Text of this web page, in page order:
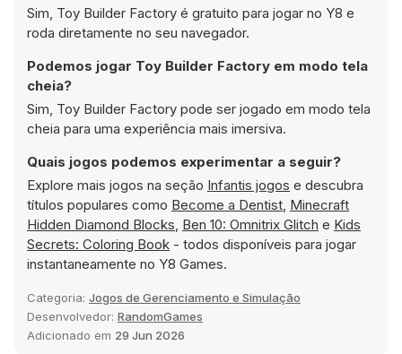
Sim, Toy Builder Factory é gratuito para jogar no Y8 e
roda diretamente no seu navegador.
Podemos jogar Toy Builder Factory em modo tela
cheia?
Sim, Toy Builder Factory pode ser jogado em modo tela
cheia para uma experiência mais imersiva.
Quais jogos podemos experimentar a seguir?
Explore mais jogos na seção Infantis jogos e descubra
títulos populares como Become a Dentist, Minecraft
Hidden Diamond Blocks, Ben 10: Omnitrix Glitch e Kids
Secrets: Coloring Book - todos disponíveis para jogar
instantaneamente no Y8 Games.
Categoria: Jogos de Gerenciamento e Simulação
Desenvolvedor: RandomGames
Adicionado em 29 Jun 2026